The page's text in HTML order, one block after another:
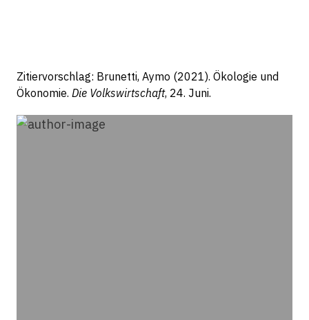
Zitiervorschlag: Brunetti, Aymo (2021). Ökologie und
Ökonomie. Die Volkswirtschaft, 24. Juni.